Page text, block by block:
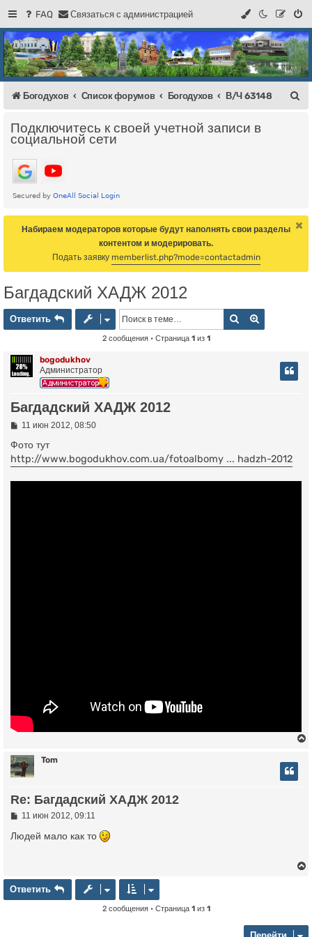
FAQ Связаться с администрацией
Регистрация
Форум Богодухова
Богодухов
Богодухов Список форумов Богодухов В/Ч 63148
Подключитесь к своей учетной записи в
социальной сети
Набираем модераторов которые будут наполнять свои разделы
контентом и модерировать.
Подать заявку memberlist.php?mode=contactadmin
Багдадский ХАДЖ 2012
Ответить
Ответить Поиск
2 сообщения • Страница 1из 1
bogodukhov
Администратор
Багдадский ХАДЖ 2012
С
о
б
щ
н
11 июн 2012, 08:50
Фото тут
http://www.bogodukhov.com.ua/fotoalbomy ... hadzh-2012
у
Tom
Re: Багдадский ХАДЖ 2012
С
о
е
11 июн 2012, 09:11
Людей мало как то
т
Ответить
Ответить
2 сообщения • Страница 1из 1